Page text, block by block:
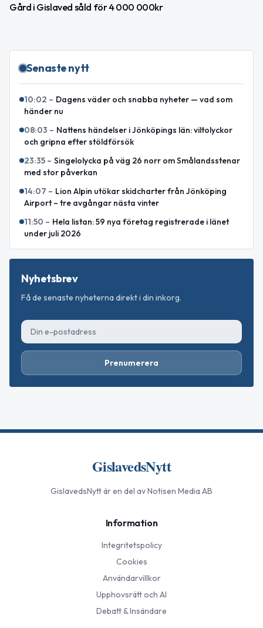
Gård i Gislaved såld för 4 000 000kr
Senaste nytt
10:02 – Dagens väder och snabba nyheter — vad som
händer nu
08:03 – Nattens händelser i Jönköpings län: viltolyckor
och gripna efter stöldförsök
23:35 – Singelolycka på väg 26 norr om Smålandsstenar
med stor påverkan
14:07 – Lion Alpin utökar skidcharter från Jönköping
Airport – tre avgångar nästa vinter
11:50 – Hela listan: 59 nya företag registrerade i länet
under juli 2026
Nyhetsbrev
Få de senaste nyheterna direkt i din inkorg.
Prenumerera
GislavedsNytt
GislavedsNyttär en del av Notisen Media AB
Information
Integritetspolicy
Cookies
Användarvillkor
Upphovsrätt och AI
Debatt & Insändare